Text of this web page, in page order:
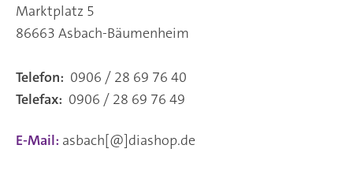
Marktplatz 5
86663 Asbach-Bäumenheim
Telefon: 0906 / 28 69 76 40
Telefax: 0906 / 28 69 76 49
E-Mail: asbach[@]diashop.de